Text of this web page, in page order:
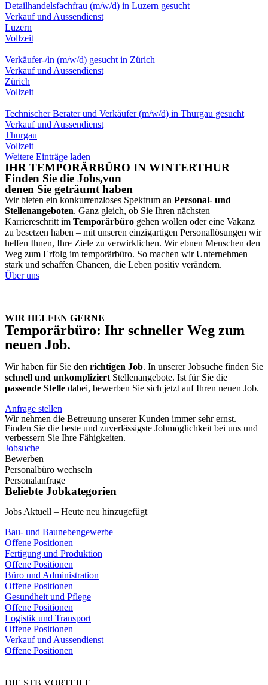
Detailhandelsfachfrau (m/w/d) in Luzern gesucht
Verkauf und Aussendienst
Luzern
Vollzeit
Verkäufer-/in (m/w/d) gesucht in Zürich
Verkauf und Aussendienst
Zürich
Vollzeit
Technischer Berater und Verkäufer (m/w/d) in Thurgau gesucht
Verkauf und Aussendienst
Thurgau
Vollzeit
Weitere Einträge laden
IHR TEMPORÄRBÜRO IN WINTERTHUR
Finden Sie die Jobs,von
denen Sie geträumt haben
Wir bieten ein konkurrenzloses Spektrum an Personal- und
Stellenangeboten. Ganz gleich, ob Sie Ihren nächsten
Karriereschritt im Temporärbüro gehen wollen oder eine Vakanz
zu besetzen haben – mit unseren einzigartigen Personallösungen wir
helfen Ihnen, Ihre Ziele zu verwirklichen. Wir ebnen Menschen den
Weg zum Erfolg im temporärbüro. So machen wir Unternehmen
stark und schaffen Chancen, die Leben positiv verändern.
Über uns
WIR HELFEN GERNE
Temporärbüro: Ihr schneller Weg zum
neuen Job.
Wir haben für Sie den richtigen Job. In unserer Jobsuche finden Sie
schnell und unkompliziert Stellenangebote. Ist für Sie die
passende Stelle dabei, bewerben Sie sich jetzt auf Ihren neuen Job.
Anfrage stellen
Wir nehmen die Betreuung unserer Kunden immer sehr ernst.
Finden Sie die beste und zuverlässigste Jobmöglichkeit bei uns und
verbessern Sie Ihre Fähigkeiten.
Jobsuche
Bewerben
Personalbüro wechseln
Personalanfrage
Beliebte Jobkategorien
Jobs Aktuell – Heute neu hinzugefügt
Bau- und Baunebengewerbe
Offene Positionen
Fertigung und Produktion
Offene Positionen
Büro und Administration
Offene Positionen
Gesundheit und Pflege
Offene Positionen
Logistik und Transport
Offene Positionen
Verkauf und Aussendienst
Offene Positionen
DIE STB VORTEILE